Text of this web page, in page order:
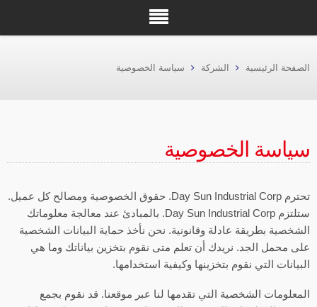
الصفحة الرئيسية الشركة سياسة الخصوصية
سياسة الخصوصية
تحترم Day Sun Industrial Corp. حقوق الخصوصية ومصالح كل عميل.
ستلتزم Day Sun Industrial Corp. بالمبادئ عند معالجة معلوماتك
الشخصية بطريقة عادلة وقانونية. نحن نأخذ حماية البيانات الشخصية
على محمل الجد. نريدك أن تعلم متى نقوم بتخزين بياناتك وما هي
البيانات التي نقوم بتخزينها وكيفية استخدامها.
المعلومات الشخصية التي تقدمها لنا عبر موقعنا. قد نقوم بجمع